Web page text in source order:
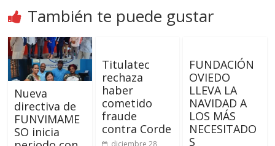
También te puede gustar
Nueva
directiva de
FUNVIMAME
SO inicia
Titulatec
rechaza
haber
cometido
fraude
contra Corde
diciembre 28,
FUNDACIÓN
OVIEDO
LLEVA LA
NAVIDAD A
LOS MÁS
NECESITADO
S